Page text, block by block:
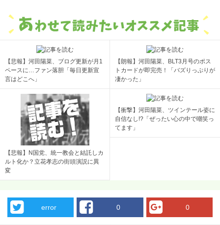
【悲報】河田陽菜、ブログ更新が月1
ペースに…ファン落胆「毎日更新宣
言はどこへ」
【朗報】河田陽菜、BLT3月号のポス
トカードが即完売！「バズりっぷりが
凄かった」
【悲報】N国党、統一教会と結託しカ
ルト化か？立花孝志の街頭演説に異
変
【衝撃】河田陽菜、ツインテール姿に
自信なし!?「ぜったい心の中で嘲笑っ
てます」
error 0 0